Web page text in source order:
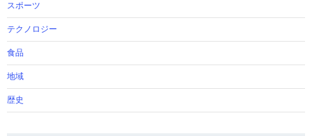
スポーツ
テクノロジー
食品
地域
歴史